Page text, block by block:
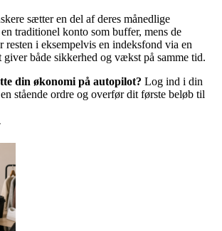
sætter en del af deres månedlige
traditionel konto som buffer, mens de
resten i eksempelvis en indeksfond via en
giver både sikkerhed og vækst på samme tid.
din økonomi på autopilot? Log ind i din
stående ordre og overfør dit første beløb til